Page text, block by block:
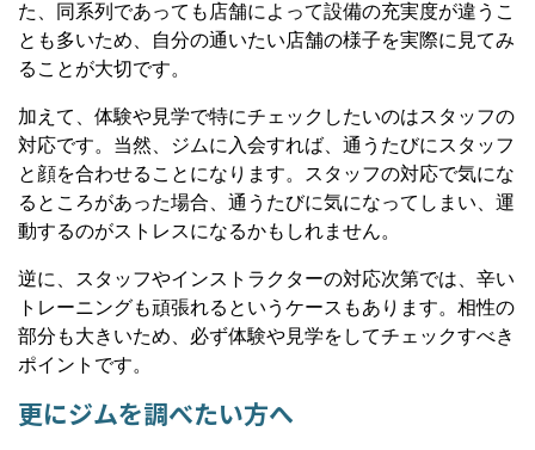
た、同系列であっても店舗によって設備の充実度が違うこ
とも多いため、自分の通いたい店舗の様子を実際に見てみ
ることが大切です。
加えて、体験や見学で特にチェックしたいのはスタッフの
対応です。当然、ジムに入会すれば、通うたびにスタッフ
と顔を合わせることになります。スタッフの対応で気にな
るところがあった場合、通うたびに気になってしまい、運
動するのがストレスになるかもしれません。
逆に、スタッフやインストラクターの対応次第では、辛い
トレーニングも頑張れるというケースもあります。相性の
部分も大きいため、必ず体験や見学をしてチェックすべき
ポイントです。
更にジムを調べたい方へ